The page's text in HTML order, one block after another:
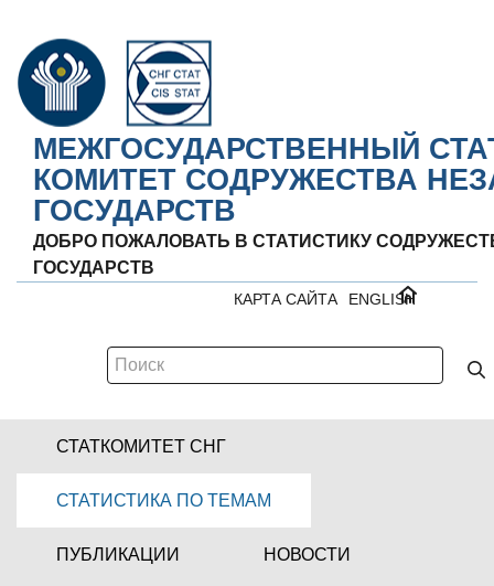
МЕЖГОСУДАРСТВЕННЫЙ
КОМИТЕТ СОДРУЖЕСТВА
ГОСУДАРСТВ
ДОБРО ПОЖАЛОВАТЬ В СТАТИСТИКУ
ГОСУДАРСТВ
ENGLISH
КАРТА САЙТА
СТАТКОМИТЕТ СНГ
СТАТИСТИКА ПО ТЕМАМ
ПУБЛИКАЦИИ НОВОСТИ